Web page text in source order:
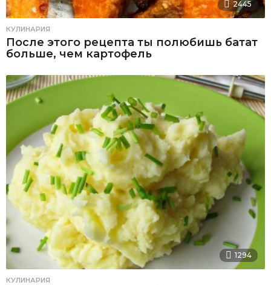
2445
КУЛИНАРИЯ
После этого рецепта ты полюбишь батат
больше, чем картофель
1294
КУЛИНАРИЯ